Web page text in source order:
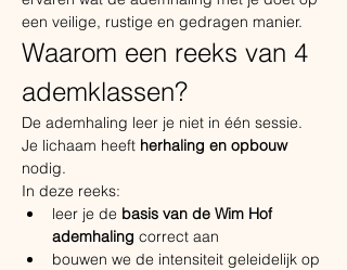
een veilige, rustige en gedragen manier.
Waarom een reeks van 4
ademklassen?
De ademhaling leer je niet in één sessie.
Je lichaam heeft herhaling en opbouw
nodig.
In deze reeks:
leer je de basis van de Wim Hof
ademhaling correct aan
bouwen we de intensiteit geleidelijk op